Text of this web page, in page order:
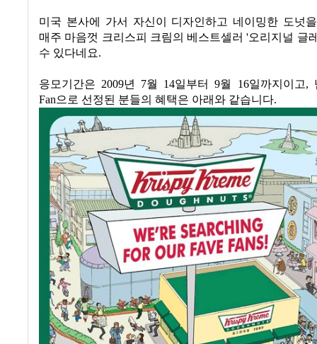
미국 본사에 가서 자신이 디자인하고 네이밍한 도넛
매주 마음껏 크리스피 크림의 베스트셀러 '오리지널 글
수 있다네요.
응모기간은2009년 7월 14일부터 9월 16일까지이고,
Fan으로 선정된 분들의 혜택은 아래와 같습니다.